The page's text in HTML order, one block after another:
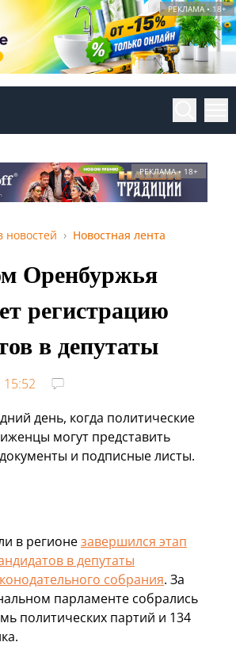
РЕКЛАМА • 18+
РЕКЛАМА • 18+
новостей Новостная лента
Оренбуржья
регистрацию
в депутаты
15:52
день, когда политические
могут представить
и подписные листы.
в регионезавершился этап
в депутаты
собрания. За
парламенте собрались
политических партий и 134